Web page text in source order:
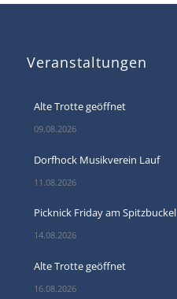
Veranstaltungen
Alte Trotte geöffnet
09.08.2026
Dorfhock Musikverein Lauf
11.08.2026
Picknick Friday am Spitzbuckel
14.08.2026
Alte Trotte geöffnet
16.08.2026